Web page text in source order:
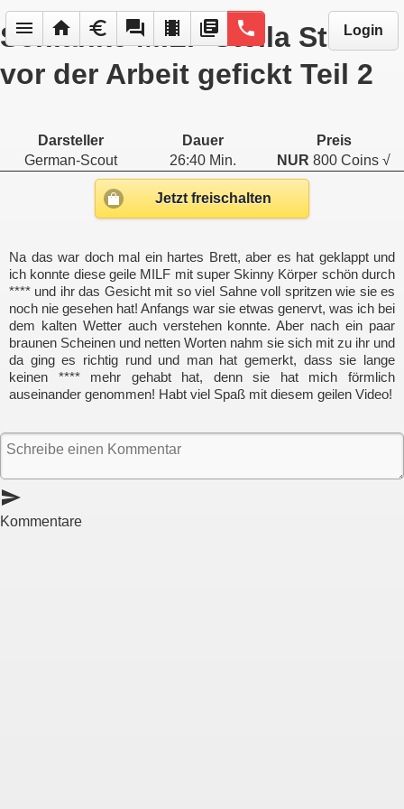
menu home euro forum local_movies library_books phone Login
Schlanke MILF Stella Star
vor der Arbeit gefickt Teil 2
Darsteller Dauer
Preis
German-Scout
26:40 Min. NUR 800 Coins √
Jetzt freischalten
Na das war doch mal ein hartes Brett, aber es hat geklappt und
ich konnte diese geile MILF mit super Skinny Körper schön durch
**** und ihr das Gesicht mit so viel Sahne voll spritzen wie sie es
noch nie gesehen hat! Anfangs war sie etwas genervt, was ich bei
dem kalten Wetter auch verstehen konnte. Aber nach ein paar
braunen Scheinen und netten Worten nahm sie sich mit zu ihr und
da ging es richtig rund und man hat gemerkt, dass sie lange
keinen **** mehr gehabt hat, denn sie hat mich förmlich
auseinander genommen! Habt viel Spaß mit diesem geilen Video!
send
Kommentare